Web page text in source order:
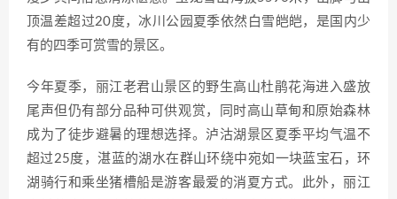
顶温差超过20度，冰川公园夏季依然白雪皑皑，是国内少
有的四季可赏雪的景区。
今年夏季，丽江老君山景区的野生高山杜鹃花海进入盛放
尾声但仍有部分品种可供观赏，同时高山草甸和原始森林
成为了徒步避暑的理想选择。泸沽湖景区夏季平均气温不
超过25度，湛蓝的湖水在群山环绕中宛如一块蓝宝石，环
湖骑行和乘坐猪槽船是游客最爱的消夏方式。此外，丽江